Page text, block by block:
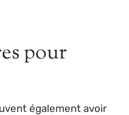
pour
également avoir